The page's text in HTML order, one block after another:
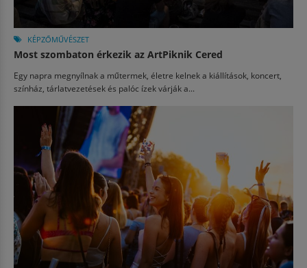
KÉPZŐMŰVÉSZET
Most szombaton érkezik az ArtPiknik Cered
Egy napra megnyílnak a műtermek, életre kelnek a kiállítások, koncert,
színház, tárlatvezetések és palóc ízek várják a...